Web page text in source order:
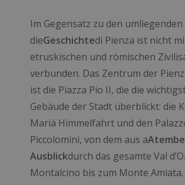
Im Gegensatz zu den
dieGeschichtedi Pienza ist nicht
etruskischen und römischen
verbunden. Das Zentrum der
ist die Piazza Pio II, die die
Gebäude der Stadt überblickt: die
Mariä Himmelfahrt und den
Piccolomini, von dem aus a
Ausblickdurch das gesamte Val
Montalcino bis zum Monte Amiata.